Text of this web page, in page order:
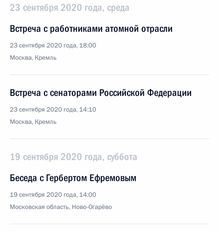
23 сентября 2020 года, среда
Встреча с работниками атомной отрасли
23 сентября 2020 года, 18:00
Москва, Кремль
Встреча с сенаторами Российской Федерации
23 сентября 2020 года, 14:10
Москва, Кремль
19 сентября 2020 года, суббота
Беседа с Гербертом Ефремовым
19 сентября 2020 года, 14:00
Московская область, Ново-Огарёво